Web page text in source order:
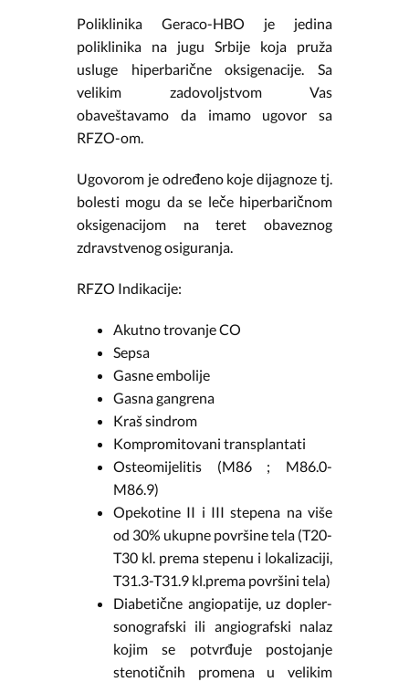
Poliklinika Geraco-HBO je jedina
poliklinika na jugu Srbije koja pruža
usluge hiperbarične oksigenacije. Sa
velikim zadovoljstvom Vas
obaveštavamo da imamo ugovor sa
RFZO-om.
Ugovorom je određeno koje dijagnoze tj.
bolesti mogu da se leče hiperbaričnom
oksigenacijom na teret obaveznog
zdravstvenog osiguranja.
RFZO Indikacije:
Akutno trovanje CO
Sepsa
Gasne embolije
Gasna gangrena
Kraš sindrom
Kompromitovani transplantati
Osteomijelitis (M86 ; M86.0-
M86.9)
Opekotine II i III stepena na više
od 30% ukupne površine tela (T20-
T30 kl. prema stepenu i lokalizaciji,
T31.3-T31.9 kl.prema površini tela)
Diabetične angiopatije, uz dopler-
sonografski ili angiografski nalaz
kojim se potvrđuje postojanje
stenotičnih promena u velikim